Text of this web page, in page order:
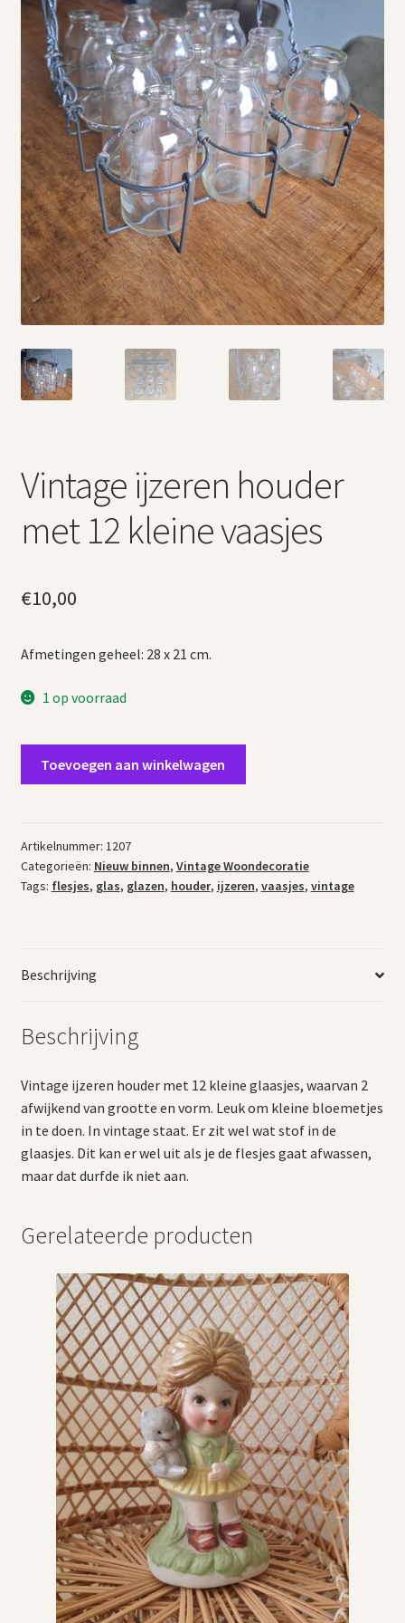
Vintage boeken en strips
Kerst
Vintage ijzeren houder
met 12 kleine vaasjes
€10,00
Afmetingen geheel: 28 x 21 cm.
1 op voorraad
12
kleine
vaasjes
Toevoegen aan winkelwagen
Artikelnummer: 1207
Categorieën: Nieuw binnen, Vintage Woondecoratie
Tags: flesjes, glas, glazen, houder, ijzeren, vaasjes, vintage
Beschrijving
Beschrijving
Vintage ijzeren houder met 12 kleine glaasjes, waarvan 2
afwijkend van grootte en vorm. Leuk om kleine bloemetjes
in te doen. In vintage staat. Er zit wel wat stof in de
glaasjes. Dit kan er wel uit als je de flesjes gaat afwassen,
maar dat durfde ik niet aan.
Gerelateerde producten